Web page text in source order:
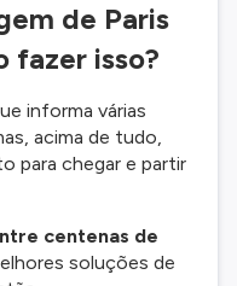
de Paris
fazer isso?
informa várias
acima de tudo,
para chegar e partir
centenas de
soluções de